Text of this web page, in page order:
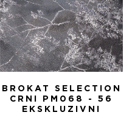
BROKAT SELECTION
CRNI PM068 - 56
EKSKLUZIVNI